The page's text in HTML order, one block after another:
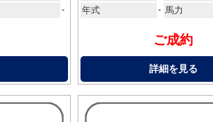
- 年式 - 馬力
ご成約
詳細を見る